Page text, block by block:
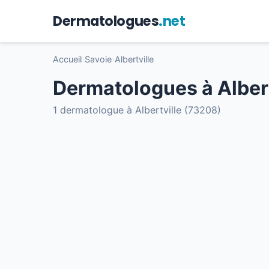
Dermatologues.net
Accueil Savoie Albertville
Dermatologues à
1 dermatologue à Albertville (73208)